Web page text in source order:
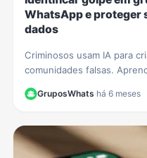
WhatsApp e proteger
dados
Criminosos usam IA para
comunidades falsas.
e proteja seus dados de
GruposWhats·há 6 meses